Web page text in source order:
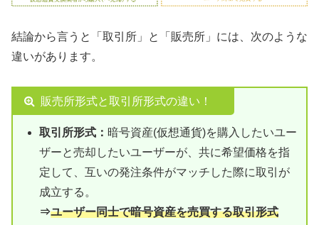
結論から言うと「取引所」と「販売所」には、次のような
違いがあります。
販売所形式と取引所形式の違い！
取引所形式： 暗号資産(仮想通貨)を購入したいユー
ザーと売却したいユーザーが、共に希望価格を指
定して、互いの発注条件がマッチした際に取引が
成立する。
⇒ユーザー同士で暗号資産を売買する取引形式